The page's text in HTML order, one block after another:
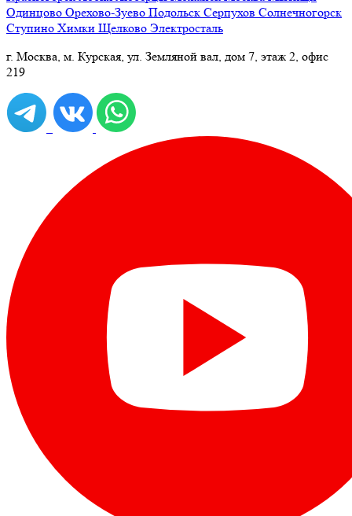
Одинцово Орехово-Зуево Подольск Серпухов Солнечногорск
Ступино Химки Щелково Электросталь
г. Москва, м. Курская, ул. Земляной вал, дом 7, этаж 2, офис
219